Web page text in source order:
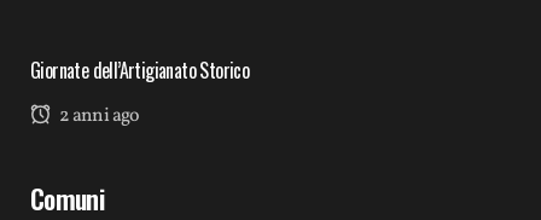
Giornate dell’Artigianato Storico
2 anni ago
Comuni